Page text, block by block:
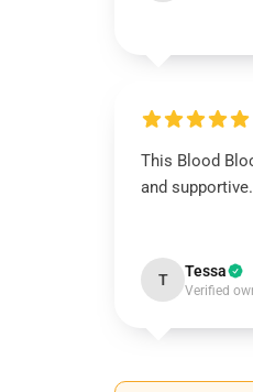
This Blood
and
T Tessa
Verified